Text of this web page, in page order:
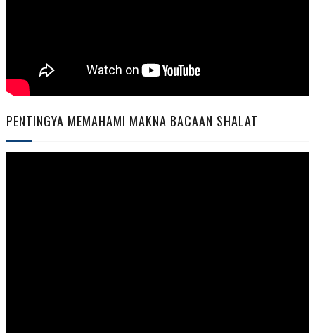
PENTINGYA MEMAHAMI MAKNA BACAAN SHALAT